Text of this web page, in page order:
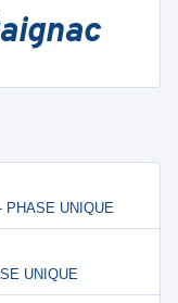
PHASE UNIQUE
UNIQUE